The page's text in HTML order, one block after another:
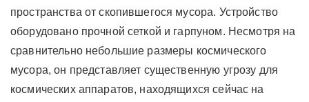
пространства от скопившегося мусора. Устройство
оборудовано прочной сеткой и гарпуном. Несмотря на
сравнительно небольшие размеры космического
мусора, он представляет существенную угрозу для
космических аппаратов, находящихся сейчас на